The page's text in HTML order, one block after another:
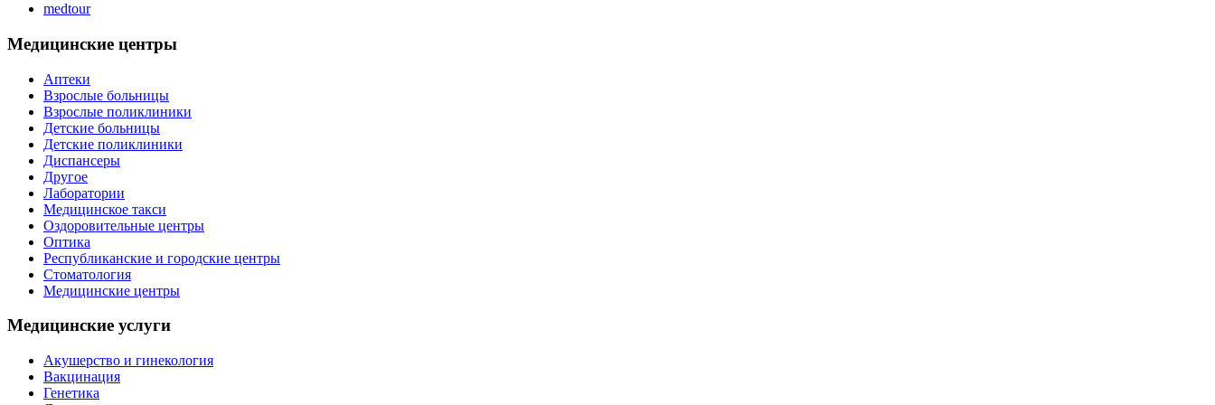
medtour
Медицинские центры
Аптеки
Взрослые больницы
Взрослые поликлиники
Детские больницы
Детские поликлиники
Диспансеры
Другое
Лаборатории
Медицинское такси
Оздоровительные центры
Оптика
Республиканские и городские центры
Стоматология
Медицинские центры
Медицинские услуги
Акушерство и гинекология
Вакцинация
Генетика